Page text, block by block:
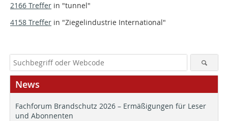
2166 Treffer in "tunnel"
4158 Treffer in "Ziegelindustrie International"
News
Fachforum Brandschutz 2026 – Ermäßigungen für Leser
und Abonnenten